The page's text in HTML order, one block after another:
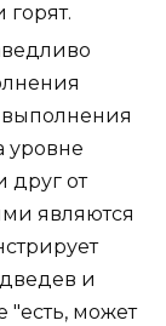
уровне
друг от
являются
и
"есть, может